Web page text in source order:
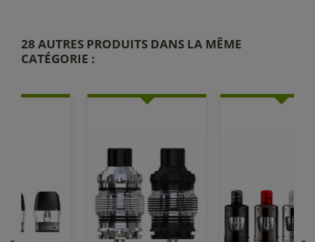
28 AUTRES PRODUITS DANS LA MÊME
CATÉGORIE :